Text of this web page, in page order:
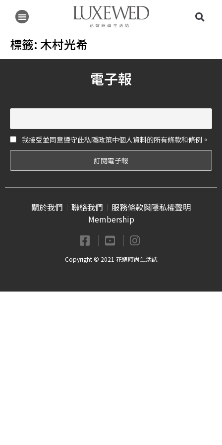
標籤: 木村光希
電子報
我接受並同意遵守此私隱政策中個人資料的所有條款和條例。
關於我們 聯絡我們
服務條款與隱私權聲明
Membership
Copyright © 2021 花嫁時尚生活誌